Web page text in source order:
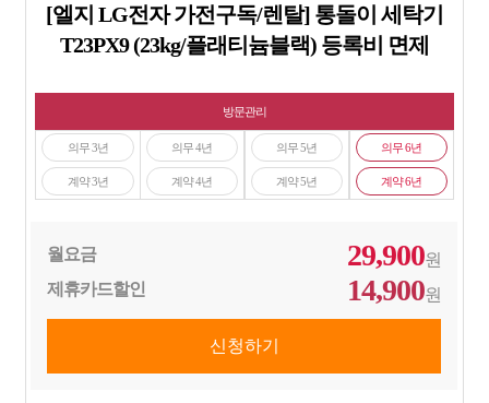
[엘지 LG전자 가전구독/렌탈] 통돌이 세탁기
T23PX9 (23kg/플래티늄블랙) 등록비 면제
방문관리
의무 3년
계약 3년
의무 4년
계약 4년
의무 5년
계약 5년
의무 6년
계약 6년
월요금 29,900원
제휴카드할인
14,900원